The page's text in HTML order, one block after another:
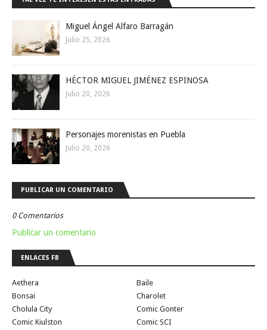
Miguel Ángel Alfaro Barragán
Julio 25, 2026
HÉCTOR MIGUEL JIMÉNEZ ESPINOSA
Julio 20, 2026
Personajes morenistas en Puebla
Julio 20, 2026
PUBLICAR UN COMENTARIO
0 Comentarios
Publicar un comentario
ENLACES FB
Aethera
Baile
Bonsai
Charolet
Cholula City
Comic Gonter
Comic Kiulston
Comic SCI